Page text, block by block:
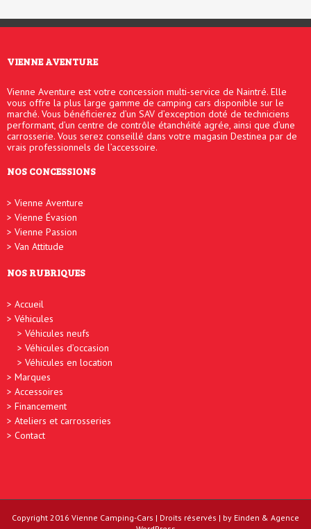
VIENNE AVENTURE
Vienne Aventure est votre concession multi-service de Naintré. Elle
vous offre la plus large gamme de camping cars disponible sur le
marché. Vous bénéficierez d’un SAV d’exception doté de techniciens
performant, d’un centre de contrôle étanchéité agrée, ainsi que d’une
carrosserie. Vous serez conseillé dans votre magasin Destinea par de
vrais professionnels de l’accessoire.
NOS CONCESSIONS
Vienne Aventure
Vienne Évasion
Vienne Passion
Van Attitude
NOS RUBRIQUES
Accueil
Véhicules
Véhicules neufs
Véhicules d’occasion
Véhicules en location
Marques
Accessoires
Financement
Ateliers et carrosseries
Contact
Copyright 2016 Vienne Camping-Cars | Droits réservés | by Einden & Agence